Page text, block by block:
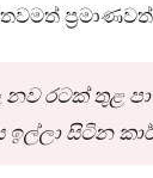
තවමත්
රටක් තුළ
ඉල්ලා සිටින